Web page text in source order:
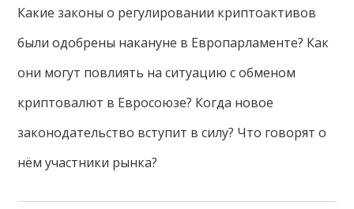
Какие законы о регулировании криптоактивов
были одобрены накануне в Европарламенте? Как
они могут повлиять на ситуацию с обменом
криптовалют в Евросоюзе? Когда новое
законодательство вступит в силу? Что говорят о
нём участники рынка?